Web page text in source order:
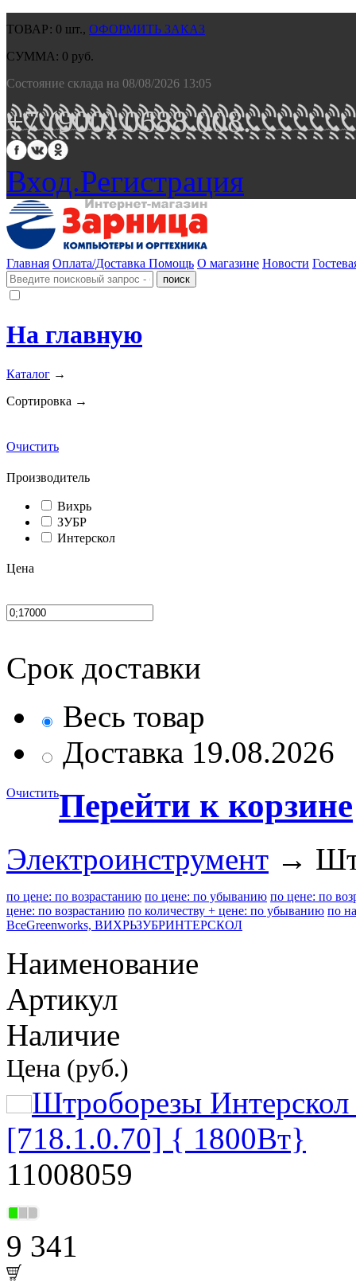
ТОВАР: 0 шт., ОФОРМИТЬ ЗАКАЗ
СУММА: 0 руб.
Состояние склада на 08/08/2026 13:05
+7 (900) 0688 008.
Вход.Регистрация
Главная Оплата/Доставка Помощь О магазине Новости
На главную
Каталог →
Сортировка →
Очистить
Производитель
Вихрь
ЗУБР
Интерскол
Цена
Срок доставки
Весь товар
Доставка 19.08.2026
ОчиститьПерейти к корзине
Электроинструмент →
по цене: по возрастанию по цене: по убыванию по цене: по
цене: по возрастанию по количеству + цене: по убыванию по
ВсеGreenworks, ВИХРЬЗУБРИНТЕРСКОЛ
Наименование
Артикул
Наличие
Цена (руб.)
Штроборезы
[718.1.0.70] { 1800Вт}
11008059
9 341